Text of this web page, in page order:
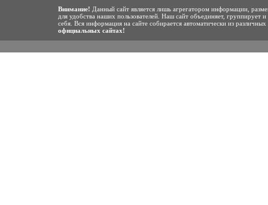
Внимание! Данный сайт является лишь агрегатором информации,
для удобства наших пользователей. Наш сайт объединяет,
себя. Вся информация на сайте собирается автоматически из
официальных сайтах!